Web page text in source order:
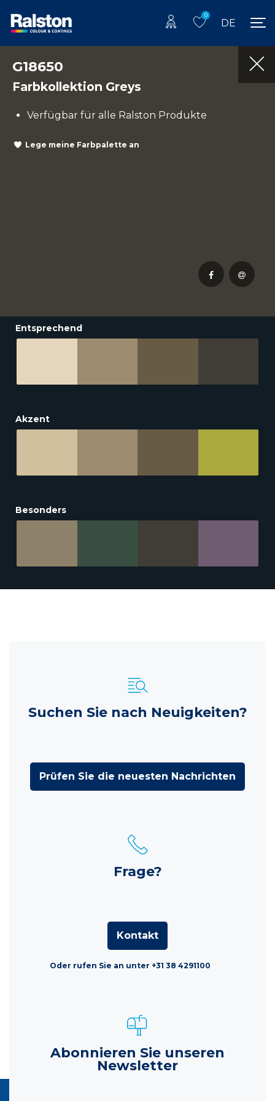
0
DE
G18650
Farbkollektion Greys
Verfügbar für alle Ralston Produkte
Lege meine Farbpalette an
Entsprechend
Akzent
Besonders
Suchen Sie nach Neuigkeiten?
Prüfen Sie die neuesten Nachrichten
Frage?
Kontakt
Oder rufen Sie an unter +31 38 4291100
Abonnieren Sie unseren
Newsletter